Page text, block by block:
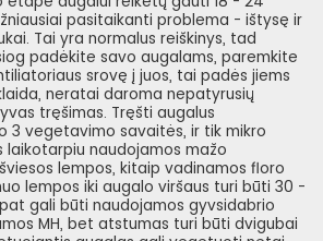
pasitaikanti problema - ištysę ir
Tai yra normalus reiškinys, tad
padėkite savo augalams, paremkite
srovę į juos, tai padės jiems
neratai daroma nepatyrusių
tręšimas. Tręšti augalus
3 vegetavimo savaitės, ir tik mikro
laikotarpiu naudojamos mažo
lempos, kitaip vadinamos floro
lempos iki augalo viršaus turi būti 30 -
gali būti naudojamos gyvsidabrio
MH, bet atstumas turi būti dvigubai